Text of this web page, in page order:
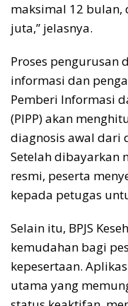
maksimal 12 bulan,
juta,” jelasnya.
Proses pengurusan
informasi dan
Pemberi Informasi
(PIPP) akan
diagnosis awal dari
Setelah dibayarkan
resmi, peserta
kepada petugas
Selain itu, BPJS
kemudahan bagi
kepesertaan.
utama yang